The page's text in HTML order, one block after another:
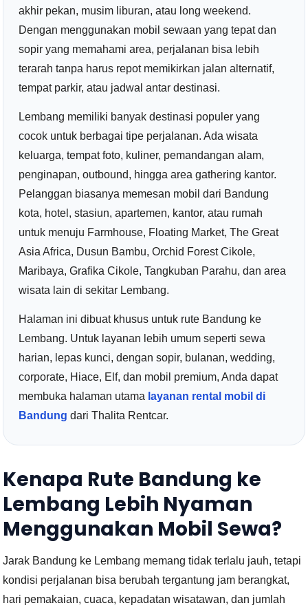
akhir pekan, musim liburan, atau long weekend.
Dengan menggunakan mobil sewaan yang tepat dan
sopir yang memahami area, perjalanan bisa lebih
terarah tanpa harus repot memikirkan jalan alternatif,
tempat parkir, atau jadwal antar destinasi.
Lembang memiliki banyak destinasi populer yang
cocok untuk berbagai tipe perjalanan. Ada wisata
keluarga, tempat foto, kuliner, pemandangan alam,
penginapan, outbound, hingga area gathering kantor.
Pelanggan biasanya memesan mobil dari Bandung
kota, hotel, stasiun, apartemen, kantor, atau rumah
untuk menuju Farmhouse, Floating Market, The Great
Asia Africa, Dusun Bambu, Orchid Forest Cikole,
Maribaya, Grafika Cikole, Tangkuban Parahu, dan area
wisata lain di sekitar Lembang.
Halaman ini dibuat khusus untuk rute Bandung ke
Lembang. Untuk layanan lebih umum seperti sewa
harian, lepas kunci, dengan sopir, bulanan, wedding,
corporate, Hiace, Elf, dan mobil premium, Anda dapat
membuka halaman utama layanan rental mobil di
Bandung dari Thalita Rentcar.
Kenapa Rute Bandung ke
Lembang Lebih Nyaman
Menggunakan Mobil Sewa?
Jarak Bandung ke Lembang memang tidak terlalu jauh, tetapi
kondisi perjalanan bisa berubah tergantung jam berangkat,
hari pemakaian, cuaca, kepadatan wisatawan, dan jumlah